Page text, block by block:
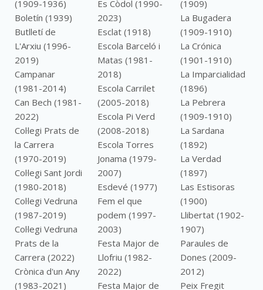
(1909-1936)
Boletín (1939)
Butlletí de
L'Arxiu (1996-
2019)
Campanar
(1981-2014)
Can Bech (1981-
2022)
Col·legi Prats de
la Carrera
(1970-2019)
Col·legi Sant Jordi
(1980-2018)
Col·legi Vedruna
(1987-2019)
Col·legi Vedruna
Prats de la
Carrera (2022)
Crònica d'un Any
(1983-2021)
Es Còdol (1990-
2023)
Esclat (1918)
Escola Barceló i
Matas (1981-
2018)
Escola Carrilet
(2005-2018)
Escola Pi Verd
(2008-2018)
Escola Torres
Jonama (1979-
2007)
Esdevé (1977)
Fem el que
podem (1997-
2003)
Festa Major de
Llofriu (1982-
2022)
Festa Major de
(1909)
La Bugadera
(1909-1910)
La Crónica
(1901-1910)
La Imparcialidad
(1896)
La Pebrera
(1909-1910)
La Sardana
(1892)
La Verdad
(1897)
Las Estisoras
(1900)
Llibertat (1902-
1907)
Paraules de
Dones (2009-
2012)
Peix Fregit